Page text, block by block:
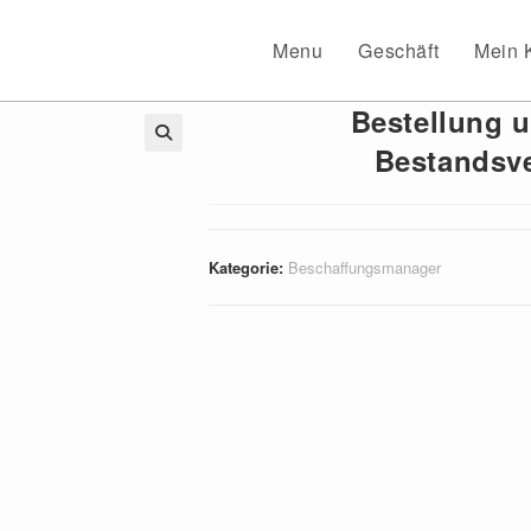
Menu Geschäft Mein
Bestellung
Kategorie: Beschaffungsmanager